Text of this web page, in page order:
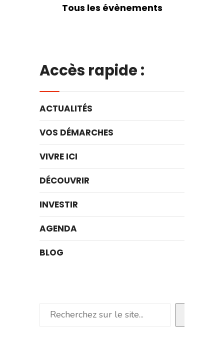
Tous les évènements
Accès rapide :
ACTUALITÉS
VOS DÉMARCHES
VIVRE ICI
DÉCOUVRIR
INVESTIR
AGENDA
BLOG
Rechercher